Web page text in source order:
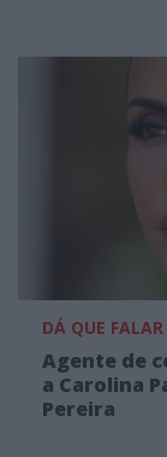
DÁ QUE FALAR
Agente de
a Carolina
Pereira